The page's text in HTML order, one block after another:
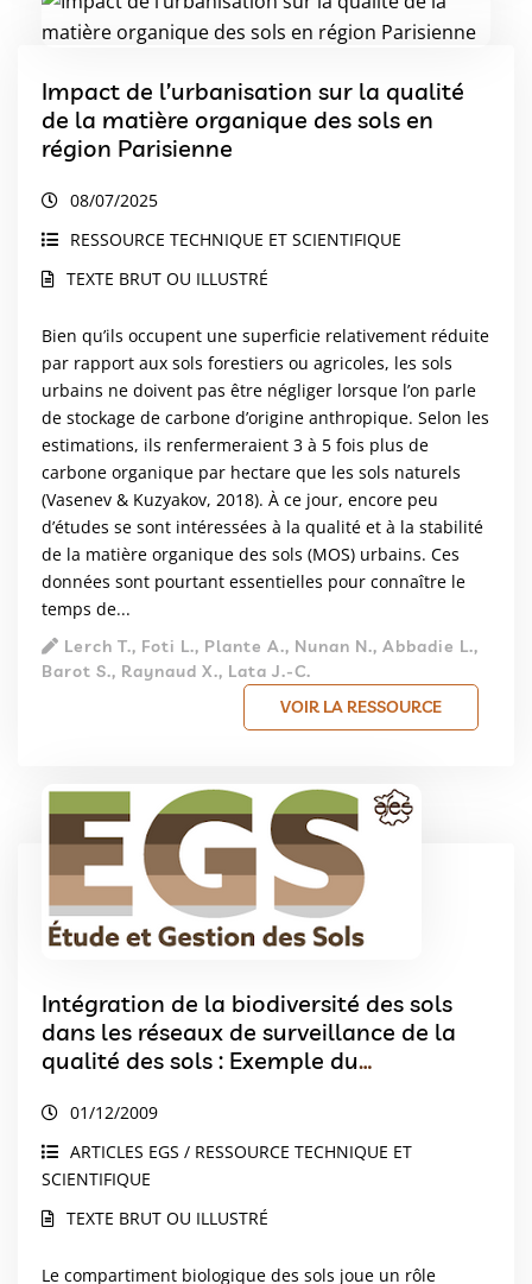
Impact de l’urbanisation sur la qualité
de la matière organique des sols en
région Parisienne
08/07/2025
RESSOURCE TECHNIQUE ET SCIENTIFIQUE
TEXTE BRUT OU ILLUSTRÉ
Bien qu’ils occupent une superficie relativement réduite
par rapport aux sols forestiers ou agricoles, les sols
urbains ne doivent pas être négliger lorsque l’on parle
de stockage de carbone d’origine anthropique. Selon les
estimations, ils renfermeraient 3 à 5 fois plus de
carbone organique par hectare que les sols naturels
(Vasenev & Kuzyakov, 2018). À ce jour, encore peu
d’études se sont intéressées à la qualité et à la stabilité
de la matière organique des sols (MOS) urbains. Ces
données sont pourtant essentielles pour connaître le
temps de...
Lerch T., Foti L., Plante A., Nunan N., Abbadie L.,
Barot S., Raynaud X., Lata J.-C.
VOIR LA RESSOURCE
Intégration de la biodiversité des sols
dans les réseaux de surveillance de la
qualité des sols : Exemple du
le RMQS BioDiv
01/12/2009
ARTICLES EGS / RESSOURCE TECHNIQUE ET
SCIENTIFIQUE
TEXTE BRUT OU ILLUSTRÉ
Le compartiment biologique des sols joue un rôle